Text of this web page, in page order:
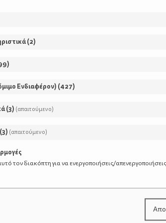
συμπτώματα με συχνότερα τους
και χρόνια κόπωση.
ή δραστηριότητες που
εκνευρισμό και έντονη νευρικότητα
(2)
)
Ενδιαφέρον) (427)
(3) (απαιτούμενο)
(3) (απαιτούμενο)
τον διακόπτη για να ενεργοποιήσεις/